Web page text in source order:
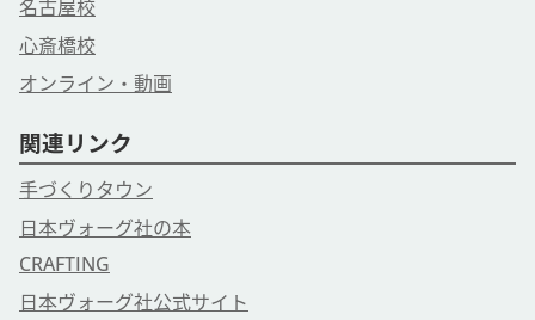
名古屋校
心斎橋校
オンライン・動画
関連リンク
手づくりタウン
日本ヴォーグ社の本
CRAFTING
日本ヴォーグ社公式サイト